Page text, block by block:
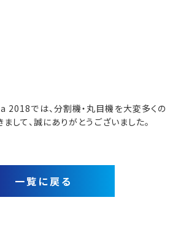
では、分割機・丸目機を大変多くの
して、誠にありがとうございました。
一覧に戻る